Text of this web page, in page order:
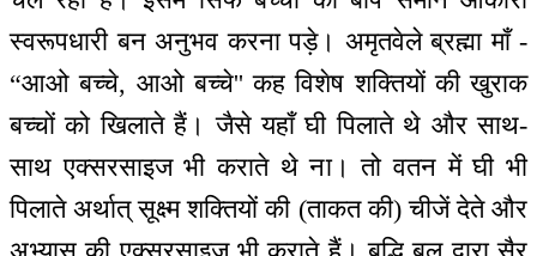
स्वरूपधारी बन अनुभव करना पड़े। अमृतवेले ब्रह्मा माँ -
“आओ बच्चे, आओ बच्चे'' कह विशेष शक्तियों की खुराक
बच्चों को खिलाते हैं। जैसे यहाँ घी पिलाते थे और साथ-
साथ एक्सरसाइज भी कराते थे ना। तो वतन में घी भी
पिलाते अर्थात् सूक्ष्म शक्तियों की (ताकत की) चीजें देते और